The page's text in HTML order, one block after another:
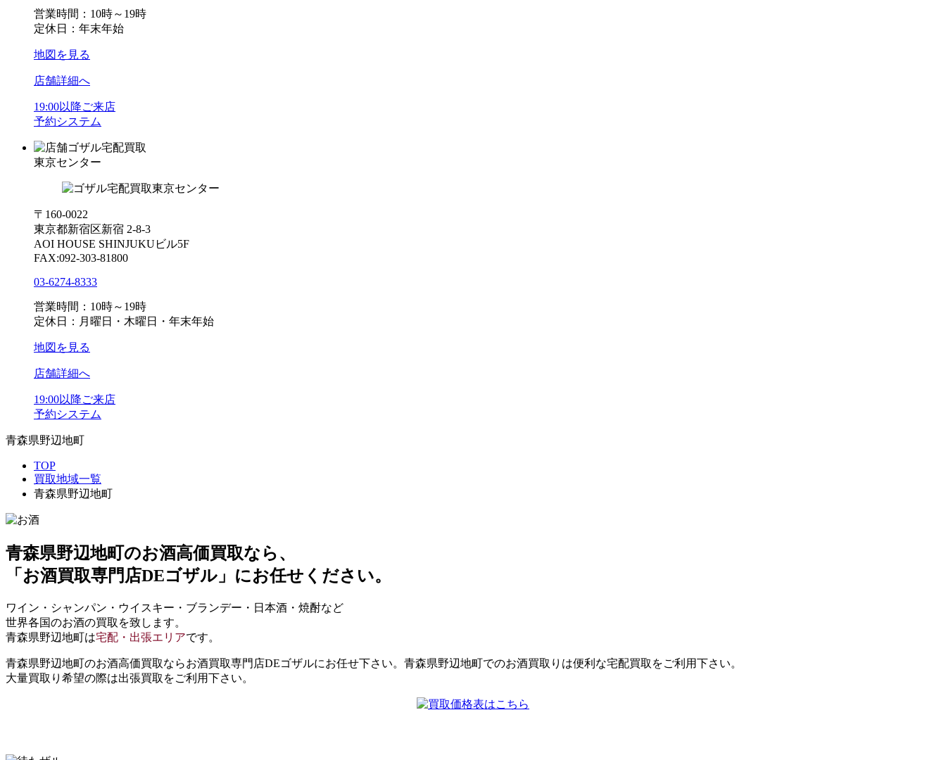
営業時間：10時～19時
定休日：年末年始
地図を見る
店舗詳細へ
19:00以降ご来店
予約システム
ゴザル宅配買取
東京センター
〒160-0022
東京都新宿区新宿 2-8-3
AOI HOUSE SHINJUKUビル5F
FAX:092-303-81800
03-6274-8333
営業時間：10時～19時
定休日：月曜日・木曜日・年末年始
地図を見る
店舗詳細へ
19:00以降ご来店
予約システム
青森県野辺地町
TOP
買取地域一覧
青森県野辺地町
青森県野辺地町のお酒高価買取なら、
「お酒買取専門店DEゴザル」 にお任せください。
ワイン・シャンパン・ウイスキー・ブランデー・日本酒・焼酎など
世界各国のお酒の買取を致します。
青森県野辺地町は宅配・出張エリアです。
青森県野辺地町のお酒高価買取ならお酒買取専門店DEゴザルにお任せ下さい。青森県野辺地町でのお酒買取りは便利な宅配買取をご利用下さい。
大量買取り希望の際は出張買取をご利用下さい。